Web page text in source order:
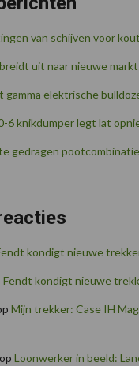
van schijven voor
uit naar nieuwe
gamma elektrische
6 knikdumper legt lat
gedragen
kondigt nieuwe
Fendt kondigt nieuwe
Mijn trekker: Case IH
op Loonwerker in beeld: